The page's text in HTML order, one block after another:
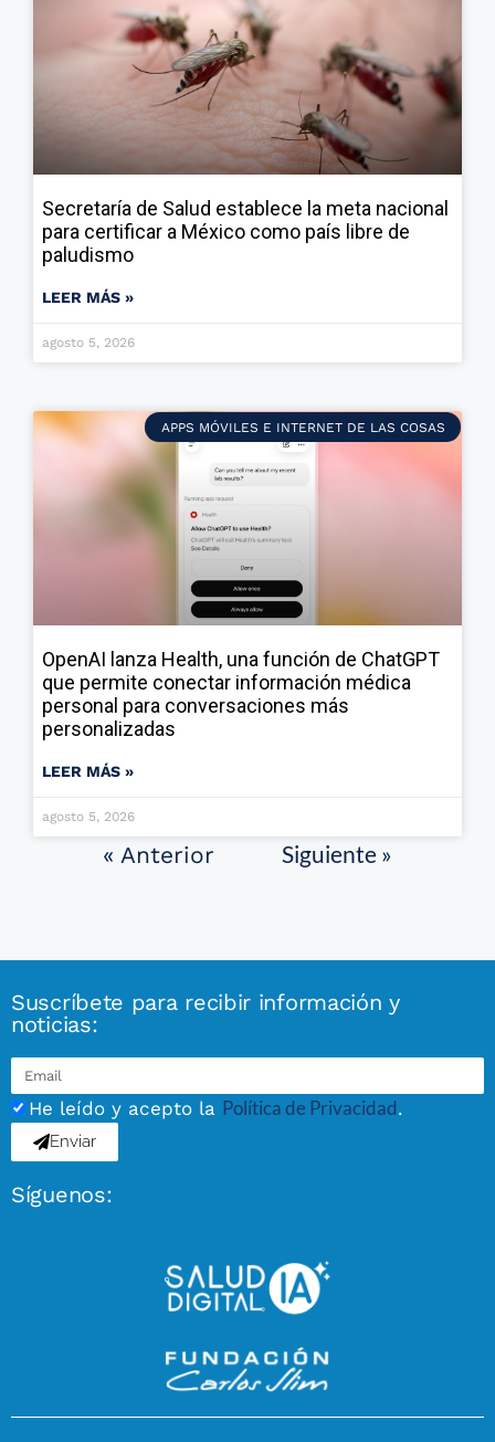
Secretaría de Salud establece la meta nacional
para certificar a México como país libre de
paludismo
LEER MÁS »
agosto 5, 2026
APPS MÓVILES E INTERNET DE LAS COSAS
OpenAI lanza Health, una función de ChatGPT
que permite conectar información médica
personal para conversaciones más
personalizadas
LEER MÁS »
agosto 5, 2026
« Anterior Siguiente »
Suscríbete para recibir información y
noticias:
He leído y acepto la Política de Privacidad.
Enviar
Síguenos: